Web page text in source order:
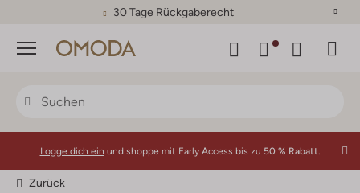
30 Tage Rückgaberecht
Menü
Logge dich ein und shoppe mit Early Access bis zu 50 % Rabatt.
Zurück